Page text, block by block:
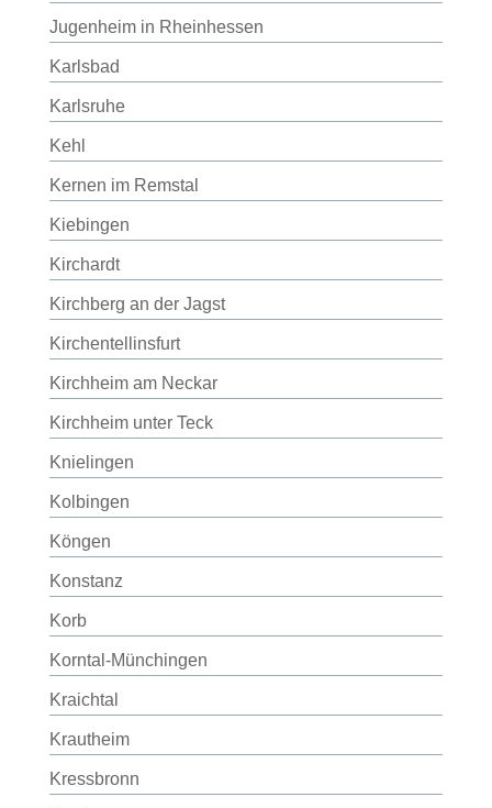
Jugenheim in Rheinhessen
Karlsbad
Karlsruhe
Kehl
Kernen im Remstal
Kiebingen
Kirchardt
Kirchberg an der Jagst
Kirchentellinsfurt
Kirchheim am Neckar
Kirchheim unter Teck
Knielingen
Kolbingen
Köngen
Konstanz
Korb
Korntal-Münchingen
Kraichtal
Krautheim
Kressbronn